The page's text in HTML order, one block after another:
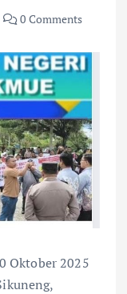
0 Comments
Oktober 2025